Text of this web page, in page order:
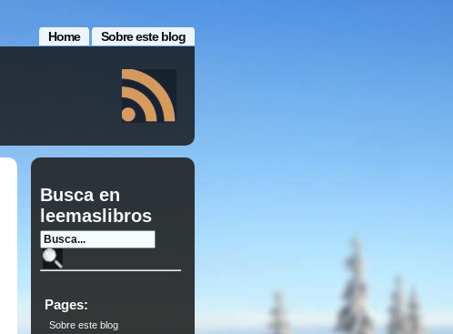
Sobre este blog
Home
Busca en
leemaslibros
Pages:
Sobre este blog